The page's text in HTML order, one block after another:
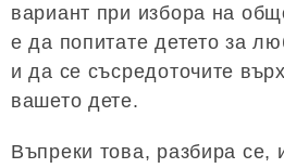
вариант при избора на
е да попитате детето за
и да се съсредоточите
вашето дете.
Въпреки това, разбира се,